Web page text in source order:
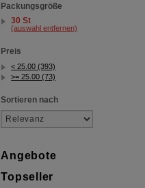
Packungsgröße
30 St
(auswahl entfernen)
Preis
< 25.00 (393)
>= 25.00 (73)
Sortieren nach
Angebote
Topseller